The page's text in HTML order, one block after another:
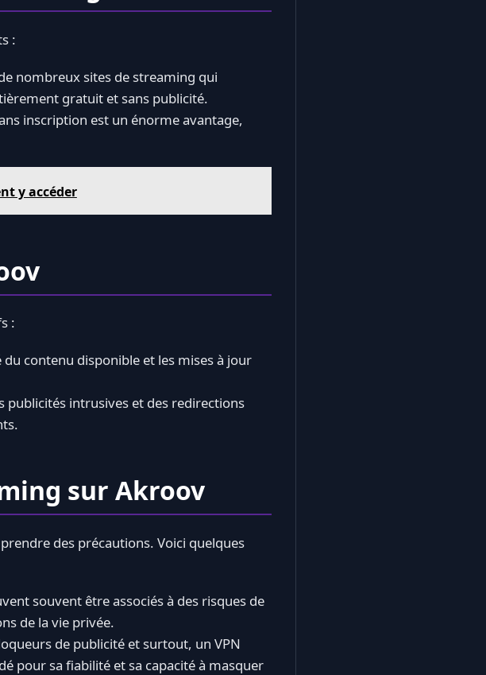
:
nombreux sites de streaming qui
gratuit et sans publicité.
inscription est un énorme avantage,
y accéder
:
contenu disponible et les mises à jour
publicités intrusives et des redirections
sur Akroov
des précautions. Voici quelques
souvent être associés à des risques de
de la vie privée.
de publicité et surtout, un VPN
pour sa fiabilité et sa capacité à masquer